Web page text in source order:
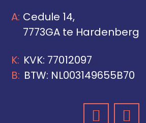
Cedule 14,
7773GA te Hardenberg
KVK: 77012097
BTW: NL003149655B70